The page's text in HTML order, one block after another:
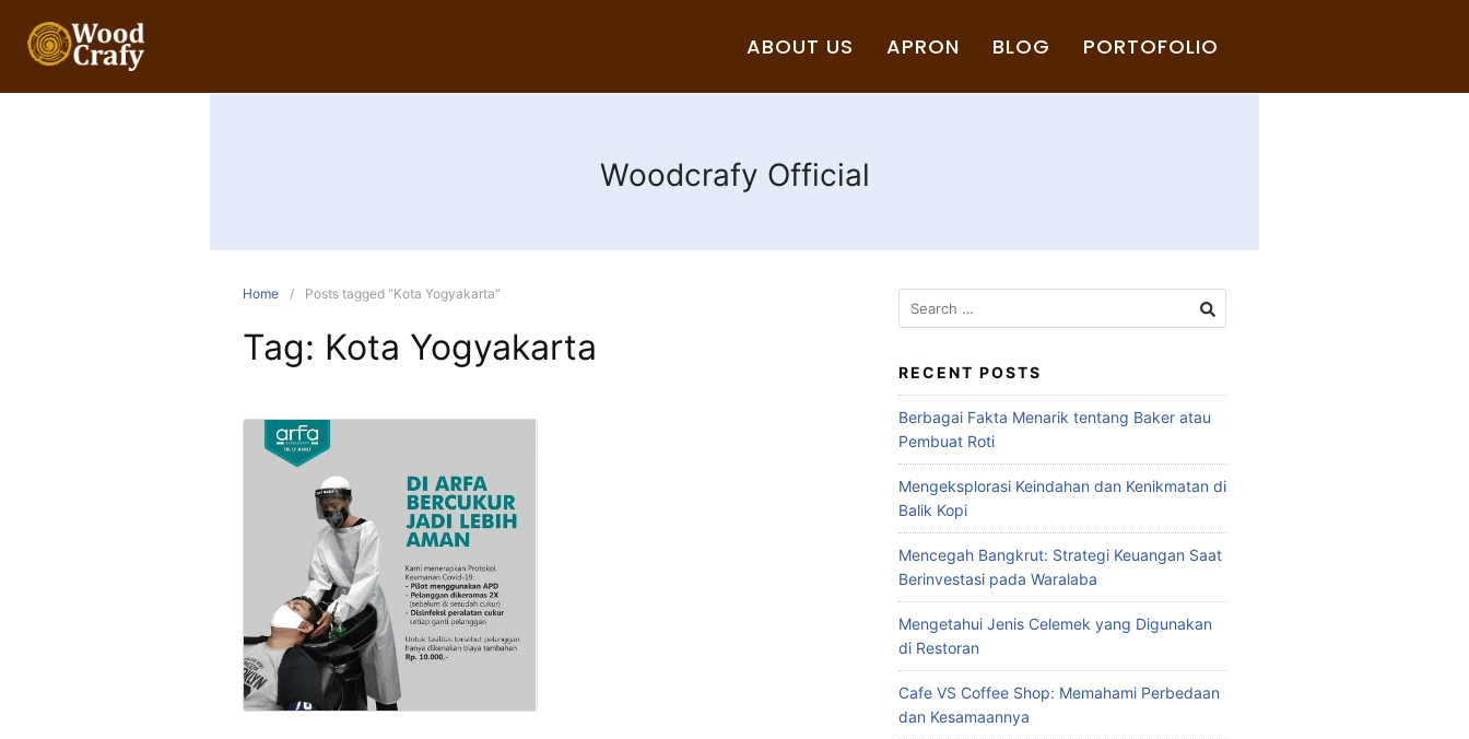
ABOUT US APRON BLOG PORTOFOLIO
Woodcrafy Official
Home Posts tagged “Kota Yogyakarta”
Tag: Kota Yogyakarta
RECENT POSTS
Berbagai Fakta Menarik tentang Baker atau
Pembuat Roti
Mengeksplorasi Keindahan dan Kenikmatan di
Balik Kopi
Mencegah Bangkrut: Strategi Keuangan Saat
Berinvestasi pada Waralaba
Mengetahui Jenis Celemek yang Digunakan
di Restoran
Cafe VS Coffee Shop: Memahami Perbedaan
dan Kesamaannya